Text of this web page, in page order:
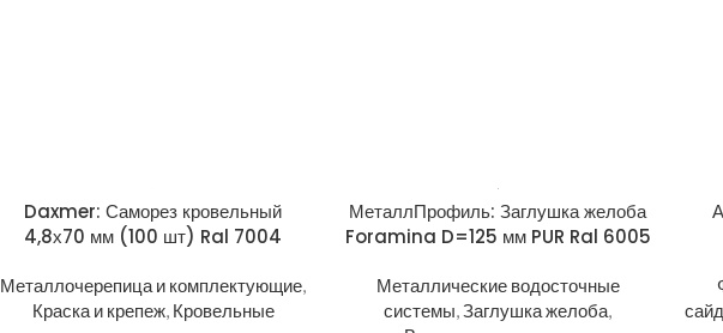
Daxmer: Саморез кровельный
4,8х70 мм (100 шт) Ral 7004
Металлочерепица и комплектующие,
Краска и крепеж, Кровельные
МеталлПрофиль: Заглушка желоба
Foramina D=125 мм PUR Ral 6005
Металлические водосточные
системы,Заглушка желоба,